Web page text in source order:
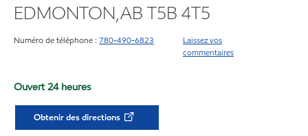
EDMONTON,AB T5B 4T5
Numéro de téléphone : 780-490-6823
Laissez vos
commentaires
Ouvert 24 heures
Obtenir des directions